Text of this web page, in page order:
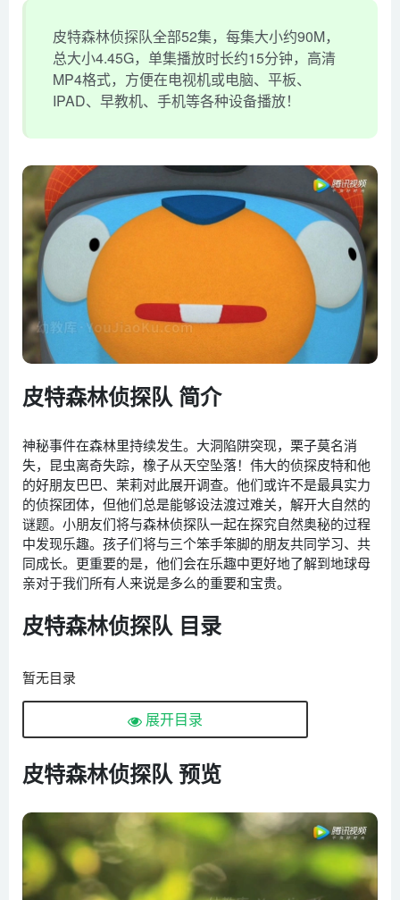
皮特森林侦探队全部52集，每集大小约90M，
总大小4.45G，单集播放时长约15分钟，高清
MP4格式，方便在电视机或电脑、平板、
IPAD、早教机、手机等各种设备播放！
皮特森林侦探队 简介
神秘事件在森林里持续发生。大洞陷阱突现，栗子莫名消
失，昆虫离奇失踪，橡子从天空坠落！伟大的侦探皮特和他
的好朋友巴巴、茉莉对此展开调查。他们或许不是最具实力
的侦探团体，但他们总是能够设法渡过难关，解开大自然的
谜题。小朋友们将与森林侦探队一起在探究自然奥秘的过程
中发现乐趣。孩子们将与三个笨手笨脚的朋友共同学习、共
同成长。更重要的是，他们会在乐趣中更好地了解到地球母
亲对于我们所有人来说是多么的重要和宝贵。
皮特森林侦探队 目录
暂无目录
展开目录
皮特森林侦探队 预览